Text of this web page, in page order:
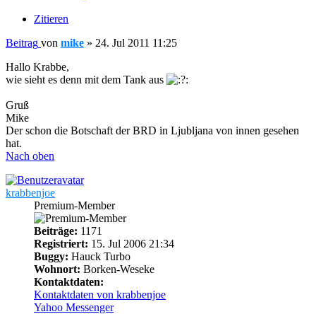
Zitieren
Beitrag von mike » 24. Jul 2011 11:25
Hallo Krabbe,
wie sieht es denn mit dem Tank aus
Gruß
Mike
Der schon die Botschaft der BRD in Ljubljana von innen gesehen
hat.
Nach oben
krabbenjoe
Premium-Member
Beiträge: 1171
Registriert: 15. Jul 2006 21:34
Buggy: Hauck Turbo
Wohnort: Borken-Weseke
Kontaktdaten:
Kontaktdaten von krabbenjoe
Yahoo Messenger